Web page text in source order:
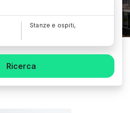
Stanze e ospiti,
Ricerca